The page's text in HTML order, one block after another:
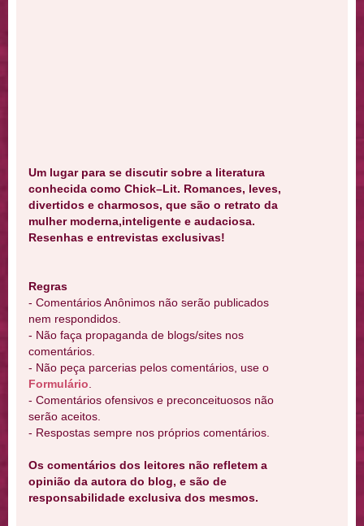
Um lugar para se discutir sobre a literatura
conhecida como Chick–Lit. Romances, leves,
divertidos e charmosos, que são o retrato da
mulher moderna,inteligente e audaciosa.
Resenhas e entrevistas exclusivas!
Regras
- Comentários Anônimos não serão publicados
nem respondidos.
- Não faça propaganda de blogs/sites nos
comentários.
- Não peça parcerias pelos comentários, use o
Formulário.
- Comentários ofensivos e preconceituosos não
serão aceitos.
- Respostas sempre nos próprios comentários.
Os comentários dos leitores não refletem a
opinião da autora do blog, e são de
responsabilidade exclusiva dos mesmos.